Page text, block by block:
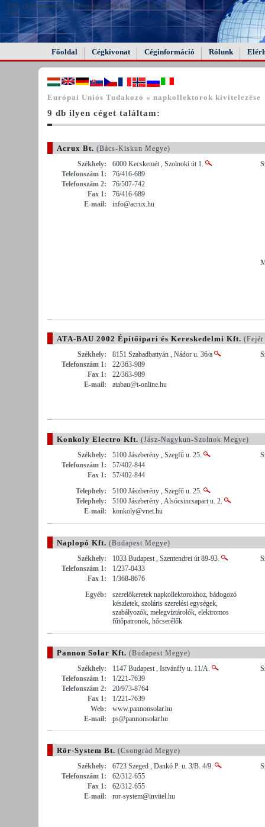
FAIL (the browser should render some flash content, not
this).
Főoldal Cégkivonat Céginformáció Rólunk
Európai Uniós Tudakozó « napkollektorok kivitelezése
9 db ilyen céget találtam:
Acrux Bt. (Bács-Kiskun Megye)
Székhely:
6000 Kecskemét , Szolnoki út 1.
Telefonszám 1:
76/416-689
Telefonszám 2:
76/507-742
Fax 1:
76/416-689
E-mail:
info@acrux.hu
ATA-BAU 2002 Építőipari és Kereskedelmi Kft.
Székhely:
8151 Szabadbattyán , Nádor u. 36/a
Telefonszám 1:
22/363-989
Fax 1:
22/363-989
E-mail:
atabau@t-online.hu
Konkoly Electro Kft. (Jász-Nagykun-Szolnok Megye)
Székhely:
5100 Jászberény , Szegfű u. 25.
Telefonszám 1:
57/402-844
Fax 1:
57/402-844
Telephely:
5100 Jászberény , Szegfű u. 25.
Telephely:
5100 Jászberény , Alsócsincsapart u. 2.
E-mail:
konkoly@vnet.hu
Naplopó Kft. (Budapest Megye)
Székhely:
1033 Budapest , Szentendrei út 89-93.
Telefonszám 1:
1/237-0433
Fax 1:
1/368-8676
Egyéb:
szerelőkeretek napkollektorokhoz, bádogozó
készletek, szoláris szerelési egységek,
szabályozók, melegvíztárolók, elektromos
fűtőpatronok, hőcserélők
Pannon Solar Kft. (Budapest Megye)
Székhely:
1147 Budapest , Istvánffy u. 11/A.
Telefonszám 1:
1/221-7639
Telefonszám 2:
20/973-8764
Fax 1:
1/221-7639
Web:
www.pannonsolar.hu
E-mail:
ps@pannonsolar.hu
Rör-System Bt. (Csongrád Megye)
Székhely:
6723 Szeged , Dankó P. u. 3/B. 4/9.
Telefonszám 1:
62/312-655
Fax 1:
62/312-655
E-mail:
ror-system@invitel.hu